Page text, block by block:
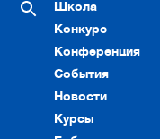
Школа
Конкурс
Конференция
События
Новости
Курсы